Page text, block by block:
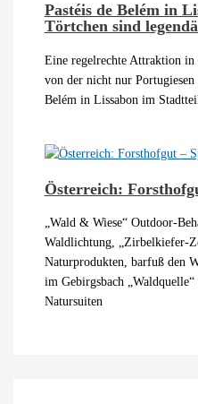
Pastéis de Belém in
Törtchen sind
Eine regelrechte Attraktion in
von der nicht nur Portugiesen
Belém in Lissabon im
Österreich:
„Wald & Wiese“ Outdoor-
Waldlichtung, „Zirbelkiefer-
Naturprodukten, barfuß den
im Gebirgsbach
Natursuiten